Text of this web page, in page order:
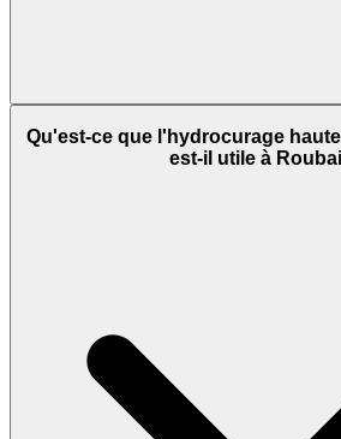
Qu'est-ce que l'hydrocurage
est-il utile à